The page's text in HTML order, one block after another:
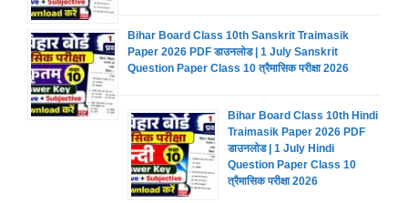
Bihar Board Class 10th Sanskrit Traimasik
Paper 2026 PDF डाउनलोड | 1 July Sanskrit
Question Paper Class 10 त्रैमासिक परीक्षा 2026
Bihar Board Class 10th Hindi
Traimasik Paper 2026 PDF
डाउनलोड | 1 July Hindi
Question Paper Class 10
त्रैमासिक परीक्षा 2026